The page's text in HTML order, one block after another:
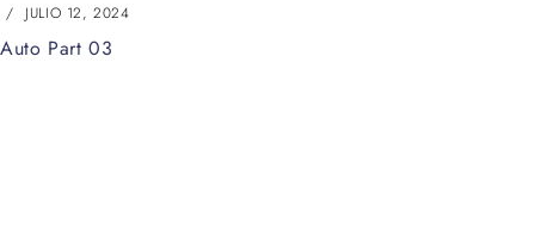
JULIO 12, 2024
Auto Part 03